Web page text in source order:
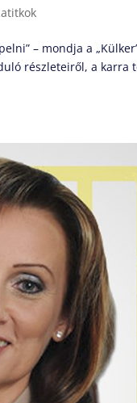
– mondja a
részleteiről, a